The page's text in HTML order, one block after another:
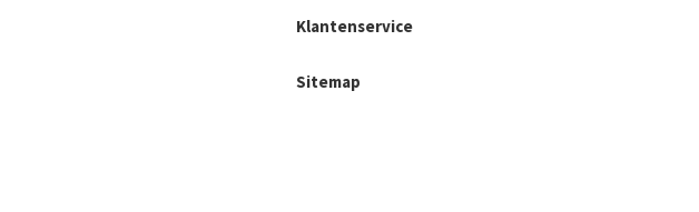
Klantenservice
Sitemap